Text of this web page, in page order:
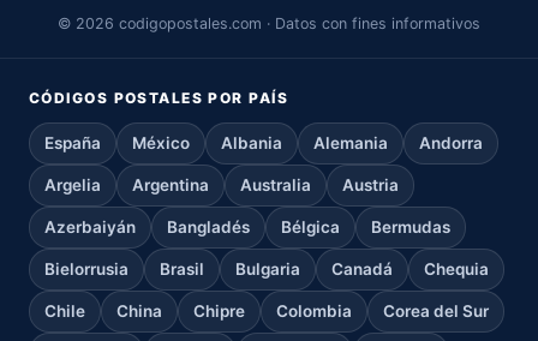
© 2026 codigopostales.com · Datos con fines informativos
CÓDIGOS POSTALES POR PAÍS
España México Albania Alemania Andorra
Argelia Argentina Australia Austria
Azerbaiyán Bangladés Bélgica Bermudas
Bielorrusia Brasil Bulgaria Canadá Chequia
Chile China Chipre Colombia Corea del Sur